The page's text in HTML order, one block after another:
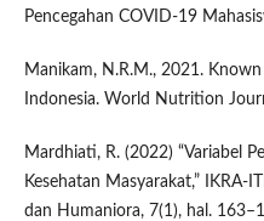
Pencegahan COVID-19
Manikam, N.R.M., 2021.
Indonesia. World Nutrition
Mardhiati, R. (2022) “Variabel
Kesehatan Masyarakat,” IKRA-
dan Humaniora, 7(1), hal.